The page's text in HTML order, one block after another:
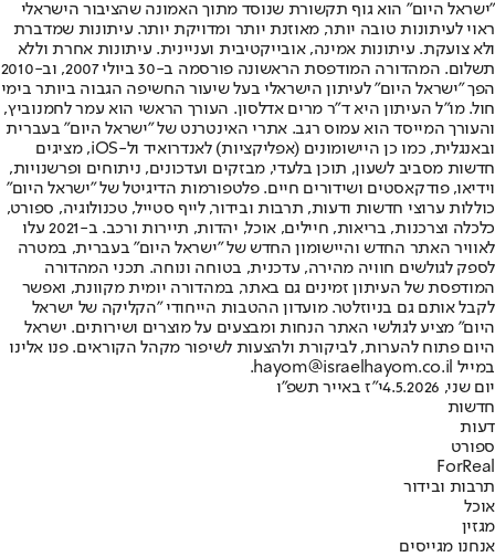
"ישראל היום" הוא גוף תקשורת שנוסד מתוך האמונה שהציבור הישראלי
ראוי לעיתונות טובה יותר, מאוזנת יותר ומדויקת יותר. עיתונות שמדברת
ולא צועקת. עיתונות אמינה, אובייקטיבית ועניינית. עיתונות אחרת וללא
תשלום. המהדורה המודפסת הראשונה פורסמה ב-30 ביולי 2007, וב-2010
הפך "ישראל היום" לעיתון הישראלי בעל שיעור החשיפה הגבוה ביותר בימי
חול. מו"ל העיתון היא ד"ר מרים אדלסון. העורך הראשי הוא עמר לחמנוביץ,
והעורך המייסד הוא עמוס רגב. אתרי האינטרנט של "ישראל היום" בעברית
ובאנגלית, כמו כן היישומונים (אפליקציות) לאנדרואיד ול-iOS, מציגים
חדשות מסביב לשעון, תוכן בלעדי, מבזקים ועדכונים, ניתוחים ופרשנויות,
וידיאו, פודקאסטים ושידורים חיים. פלטפורמות הדיגיטל של "ישראל היום"
כוללות ערוצי חדשות ודעות, תרבות ובידור, לייף סטייל, טכנולוגיה, ספורט,
כלכלה וצרכנות, בריאות, חיילים, אוכל, יהדות, תיירות ורכב. ב-2021 עלו
לאוויר האתר החדש והיישומון החדש של "ישראל היום" בעברית, במטרה
לספק לגולשים חוויה מהירה, עדכנית, בטוחה ונוחה. תכני המהדורה
המודפסת של העיתון זמינים גם באתר, במהדורה יומית מקוונת, ואפשר
לקבל אותם גם בניוזלטר. מועדון ההטבות הייחודי "הקליקה של ישראל
היום" מציע לגולשי האתר הנחות ומבצעים על מוצרים ושירותים. ישראל
היום פתוח להערות, לביקורת ולהצעות לשיפור מקהל הקוראים. פנו אלינו
במייל hayom@israelhayom.co.il.
יום שני, 4.5.2026
י"ז באייר תשפ"ו
חדשות
דעות
ספורט
ForReal
תרבות ובידור
אוכל
מגזין
אנחנו מגייסים